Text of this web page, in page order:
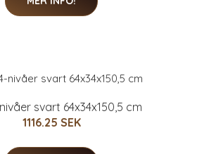
svart 64x34x150,5 cm
1116.25 SEK